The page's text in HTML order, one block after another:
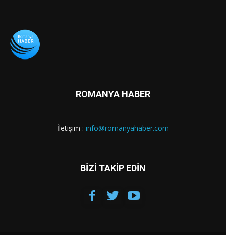
ROMANYA HABER
İletişim : info@romanyahaber.com
BİZİ TAKİP EDİN